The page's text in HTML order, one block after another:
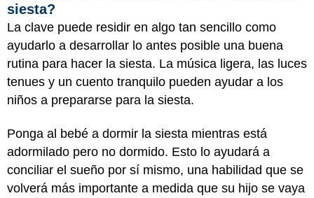
siesta?
La clave puede residir en algo tan sencillo como
ayudarlo a desarrollar lo antes posible una buena
rutina para hacer la siesta. La música ligera, las luces
tenues y un cuento tranquilo pueden ayudar a los
niños a prepararse para la siesta.
Ponga al bebé a dormir la siesta mientras está
adormilado pero no dormido. Esto lo ayudará a
conciliar el sueño por sí mismo, una habilidad que se
volverá más importante a medida que su hijo se vaya